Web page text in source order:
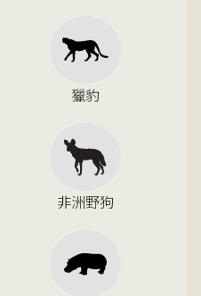
獵豹
非洲野狗